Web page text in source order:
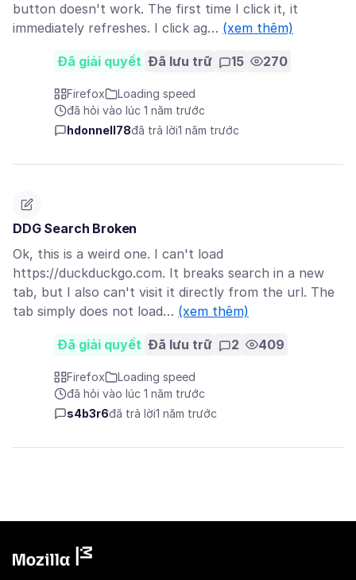
button doesn't work. The first time I click it, it
immediately refreshes. I click ag… (xem thêm)
Đã giải quyết Đã lưu trữ 15 270
Firefox
Loading speed
đã hỏi vào lúc 1 năm trước
hdonnell78đã trả lời1 năm trước
DDG Search Broken
Ok, this is a weird one. I can't load
https://duckduckgo.com. It breaks search in a new
tab, but I also can't visit it directly from the url. The
tab simply does not load… (xem thêm)
Đã giải quyết Đã lưu trữ 2 409
Firefox
Loading speed
đã hỏi vào lúc 1 năm trước
s4b3r6đã trả lời1 năm trước